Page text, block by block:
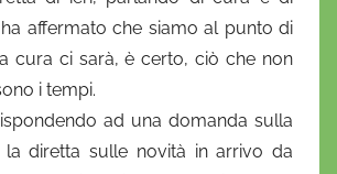
affermato che siamo al punto di
cura ci sarà, è certo, ciò che non
i tempi.
ad una domanda sulla
diretta sulle novità in arrivo da